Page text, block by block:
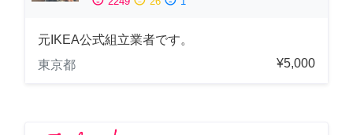
元IKEA公式組立業者です。
東京都
¥5,000